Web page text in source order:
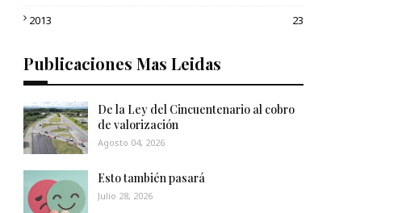
2013
23
Publicaciones Mas Leidas
De la Ley del Cincuentenario al cobro
de valorización
Agosto 04, 2026
Esto también pasará
Julio 28, 2026